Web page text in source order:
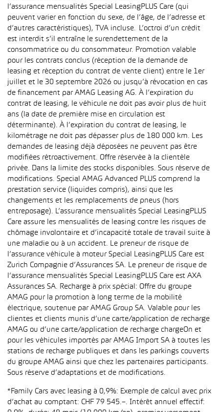
l’assurance mensualités Special LeasingPLUS Care (qui
peuvent varier en fonction du sexe, de l’âge, de l’adresse et
d’autres caractéristiques), TVA incluse. L’octroi d’un crédit
est interdit s’il entraîne le surendettement de la
consommatrice ou du consommateur. Promotion valable
pour les contrats conclus (réception de la demande de
leasing et réception du contrat de vente client) entre le 1er
juillet et le 30 septembre 2026 ou jusqu’à révocation en cas
de financement par AMAG Leasing AG. À l’expiration du
contrat de leasing, le véhicule ne doit pas avoir plus de huit
ans (la date de première mise en circulation est
déterminante). À l’expiration du contrat de leasing, le
kilométrage ne doit pas dépasser plus de 180 000 km. Les
demandes de leasing déjà déposées ne peuvent pas être
modifiées rétroactivement. Offre réservée à la clientèle
privée. Dans la limite des stocks disponibles. Sous réserve de
modifications. Special AMAG Advanced PLUS comprend la
prestation service (liquides compris), ainsi que les
changements et les remplacements de pneus (hors
entreposage). L’assurance mensualités Special LeasingPLUS
Care assure les mensualités de leasing contre les risques de
chômage involontaire et d’incapacité totale de travail suite à
une maladie ou à un accident. Le preneur de risque de
l’assurance véhicule à moteur Special LeasingPLUS Care est
Zurich Compagnie d’Assurances SA. Le preneur de risque de
l’assurance mensualités Special LeasingPLUS Care est AXA
Assurances SA. Recharge à prix spécial: Offre du groupe
AMAG pour la promotion à long terme de la mobilité
électrique, soutenue par AMAG Group SA. Valable pour les
clientes et clients munis d’une carte/application de recharge
AMAG ou d’une carte/application de recharge chargeOn et
pour les véhicules importés par AMAG Import SA à toutes les
stations de recharge publiques et dans les parkings couverts
du groupe AMAG ainsi que chez les partenaires participants.
Sous réserve d’adaptations et de modifications.
*Family Cars avec leasing à 0,9%: Exemple de calcul avec prix
d’achat au comptant: CHF 79 545.–. Intérêt annuel effectif: